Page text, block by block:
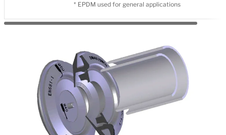
* EPDM used for general applications